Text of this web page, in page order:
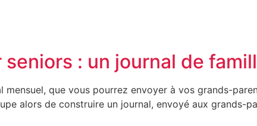
: un journal de
que vous pourrez envoyer à vos grands-
alors de construire un journal, envoyé aux grands-